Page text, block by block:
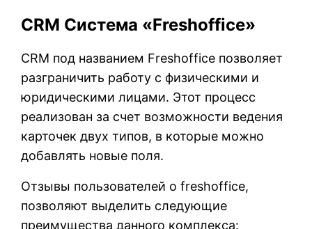
CRM Система «Freshoffice»
CRM под названием Freshoffice позволяет
разграничить работу с физическими и
юридическими лицами. Этот процесс
реализован за счет возможности ведения
карточек двух типов, в которые можно
добавлять новые поля.
Отзывы пользователей о freshoffice,
позволяют выделить следующие
преимущества данного комплекса: